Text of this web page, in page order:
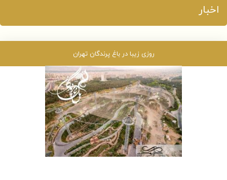
اخبار
روزی زیبا در باغ پرندگان تهران